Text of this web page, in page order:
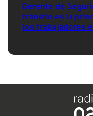
Gerente de
tránsito es la
los trabajadores